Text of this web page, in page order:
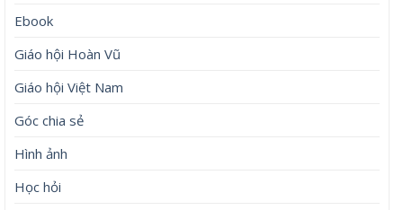
Ebook
Giáo hội Hoàn Vũ
Giáo hội Việt Nam
Góc chia sẻ
Hình ảnh
Học hỏi